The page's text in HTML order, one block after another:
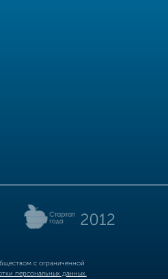
с ограниченной
персональных данных.